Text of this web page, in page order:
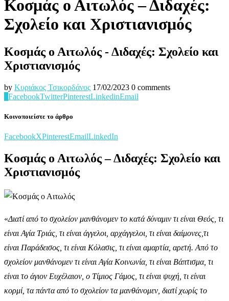
Κοσμάς ο Αιτωλός – Διδαχές:
Σχολείο και Χριστιανισμός
Κοσμάς ο Αιτωλός - Διδαχές: Σχολείο και
Χριστιανισμός
by Κυριάκος Τσικορδάνος 17/02/2023 0 comments
FacebookTwitterPinterestLinkedinEmail
Κοινοποιείστε το άρθρο
FacebookXPinterestEmailLinkedIn
Κοσμάς ο Αιτωλός – Διδαχές: Σχολείο και
Χριστιανισμός
«Διατί από το σχολείον μανθάνομεν το κατά δύναμιν τι είναι Θεός, τι
είναι Αγία Τριάς, τι είναι άγγελοι, αρχάγγελοι, τι είναι δαίμονες,τι
είναι Παράδεισος, τι είναι Κόλασις, τι είναι αμαρτία, αρετή. Από το
σχολείον μανθάνομεν τι είναι Αγία Κοινωνία, τι είναι Βάπτισμα, τι
είναι το άγιον Ευχέλαιον, ο Τίμιος Γάμος, τι είναι ψυχή, τι είναι
κορμί, τα πάντα από το σχολείον τα μανθάνομεν, διατί χωρίς το